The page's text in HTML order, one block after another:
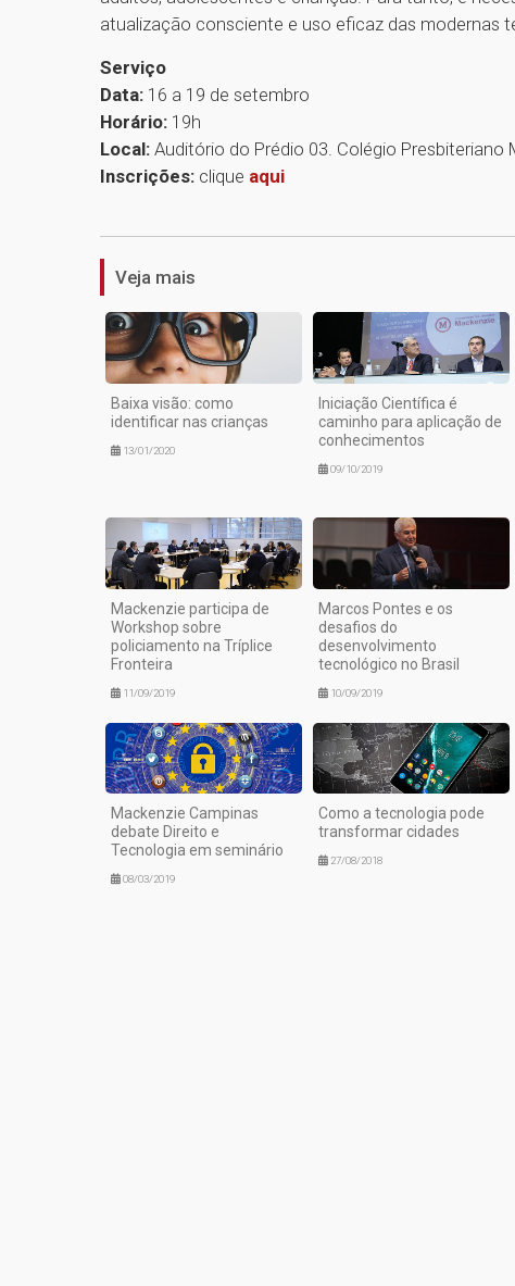
atualização consciente e uso eficaz das modernas
Serviço
Data: 16 a 19 de setembro
Horário: 19h
Local: Auditório do Prédio 03. Colégio Presbiteriano
Inscrições: clique aqui
Veja mais
Baixa visão: como
identificar nas crianças
13/01/2020
Iniciação Científica é
caminho para aplicação de
conhecimentos
09/10/2019
Mackenzie participa de
Workshop sobre
policiamento na Tríplice
Fronteira
11/09/2019
Marcos Pontes e os
desafios do
desenvolvimento
tecnológico no Brasil
10/09/2019
Mackenzie Campinas
debate Direito e
Tecnologia em seminário
08/03/2019
Como a tecnologia pode
transformar cidades
27/08/2018